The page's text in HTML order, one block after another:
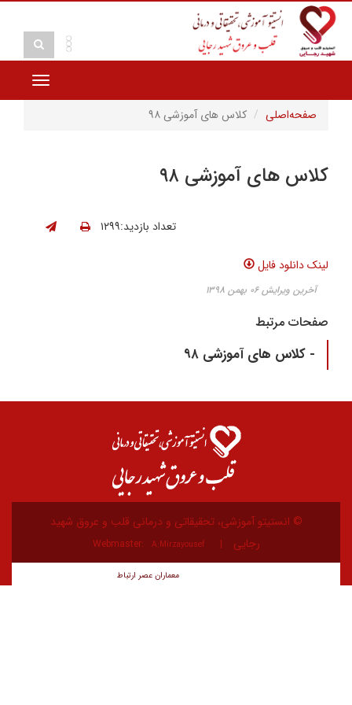
Toggle
صفحه‌اصلی
کلاس های آموزشی ۹۸
کلاس های آموزشی ۹۸
تعداد بازدید:۱۲۹۹
لینک دانلود فایل
آخرین ویرایش ۰۶ بهمن ۱۳۹۸
صفحات مرتبط
- کلاس های آموزشی ۹۸
© انستیتو آموزشی، تحقیقاتی و درمانی قلب و عروق شهید
رجایی
Webmaster: A.Mirzayousef
معماران عصر‌ ارتباط